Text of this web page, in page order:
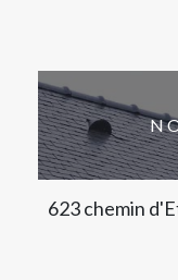
623 chemin